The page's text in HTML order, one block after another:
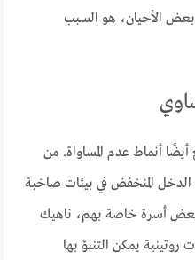
بعض الأحيان، هو السبب
أنماط عدم المساواة. من
الدخل المنخفض في بيئات صاخبة
أسرة خاصة بهم، ناهيك
يمكن التنبؤ بها